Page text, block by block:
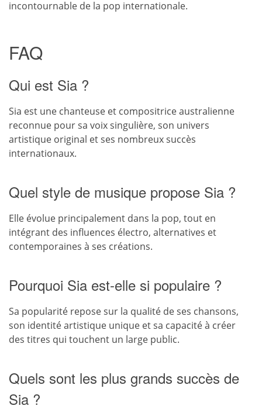
incontournable de la pop internationale.
FAQ
Qui est Sia ?
Sia est une chanteuse et compositrice australienne
reconnue pour sa voix singulière, son univers
artistique original et ses nombreux succès
internationaux.
Quel style de musique propose Sia ?
Elle évolue principalement dans la pop, tout en
intégrant des influences électro, alternatives et
contemporaines à ses créations.
Pourquoi Sia est-elle si populaire ?
Sa popularité repose sur la qualité de ses chansons,
son identité artistique unique et sa capacité à créer
des titres qui touchent un large public.
Quels sont les plus grands succès de
Sia ?